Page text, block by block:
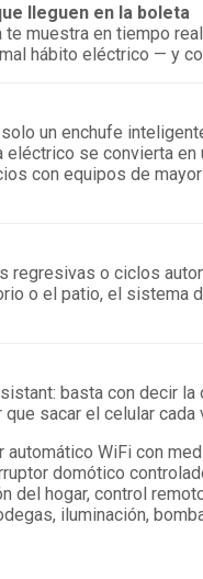
lleguen en la boleta
muestra en tiempo
hábito eléctrico — y
un enchufe
se convierta
con equipos de
regresivas o ciclos
o el patio, el sistema
basta con decir
sacar el celular cada
WiFi con
domótico
del hogar, control
iluminación,